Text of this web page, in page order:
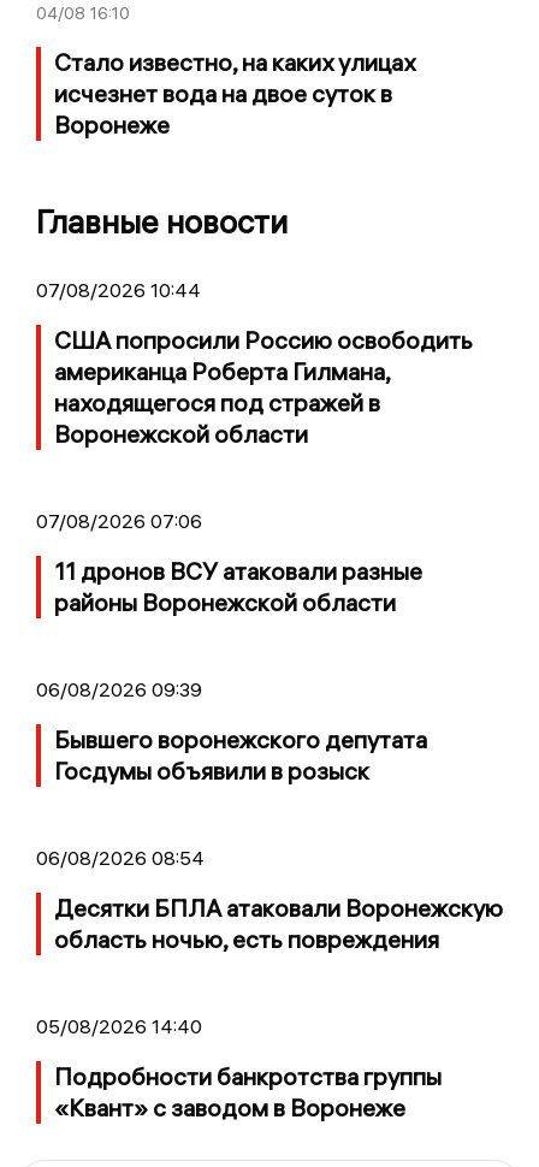
04/08 16:10
Стало известно, на каких улицах
исчезнет вода на двое суток в
Воронеже
Главные новости
07/08/2026 10:44
США попросили Россию освободить
американца Роберта Гилмана,
находящегося под стражей в
Воронежской области
07/08/2026 07:06
11 дронов ВСУ атаковали разные
районы Воронежской области
06/08/2026 09:39
Бывшего воронежского депутата
Госдумы объявили в розыск
06/08/2026 08:54
Десятки БПЛА атаковали Воронежскую
область ночью, есть повреждения
05/08/2026 14:40
Подробности банкротства группы
«Квант» с заводом в Воронеже